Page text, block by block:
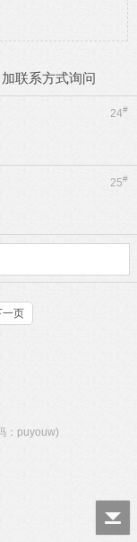
联系方式询问
24#
25#
一页
：puyouw)